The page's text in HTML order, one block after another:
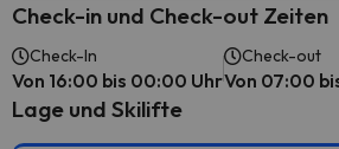
Check-in und Check-out Zeiten
Check-In
Von 16:00 bis 00:00 Uhr
Check-out
Von 07:00
Lage und Skilifte